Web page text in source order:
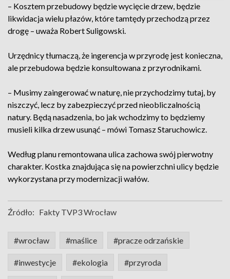
– Kosztem przebudowy będzie wycięcie drzew, będzie
likwidacja wielu płazów, które tamtędy przechodzą przez
drogę – uważa Robert Suligowski.
Urzędnicy tłumaczą, że ingerencja w przyrodę jest konieczna,
ale przebudowa będzie konsultowana z przyrodnikami.
– Musimy zaingerować w naturę, nie przychodzimy tutaj, by
niszczyć, lecz by zabezpieczyć przed nieobliczalnością
natury. Będą nasadzenia, bo jak wchodzimy to będziemy
musieli kilka drzew usunąć – mówi Tomasz Staruchowicz.
Według planu remontowana ulica zachowa swój pierwotny
charakter. Kostka znajdująca się na powierzchni ulicy będzie
wykorzystana przy modernizacji wałów.
Źródło: Fakty TVP3 Wrocław
#wrocław #maślice #pracze odrzańskie
#inwestycje #ekologia #przyroda